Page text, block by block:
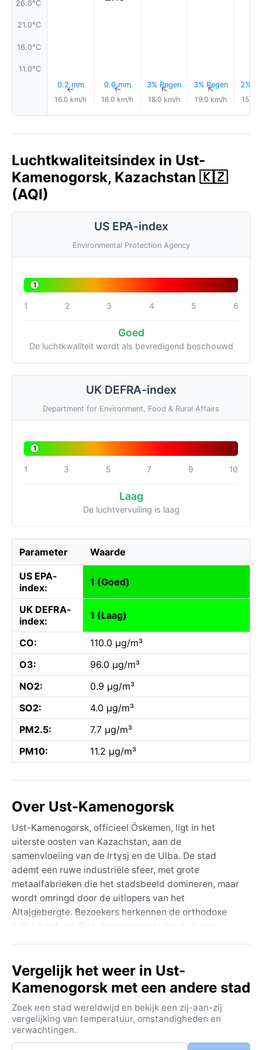
26.0°C
21.0°C
16.0°C
11.0°C
0.2 mm
↑
16.0 km/h
0.0 mm
↑
16.0 km/h
3% Regen
↑
18.0 km/h
3% Regen
↑
19.0 km/h
2%
15.0
Luchtkwaliteitsindex in Ust-
Kamenogorsk, Kazachstan 🇰🇿
(AQI)
US EPA-index
Environmental Protection Agency
1
1 2 3 4 5 6
Goed
De luchtkwaliteit wordt als bevredigend beschouwd
UK DEFRA-index
Department for Environment, Food & Rural Affairs
1
1 3 5 7 9 10
Laag
De luchtvervuiling is laag
Parameter Waarde
US EPA-
index:
1 (Goed)
UK DEFRA-
index:
1 (Laag)
CO:
110.0 µg/m³
O3:
96.0 µg/m³
NO2:
0.9 µg/m³
SO2:
4.0 µg/m³
PM2.5:
7.7 µg/m³
PM10:
11.2 µg/m³
Over Ust-Kamenogorsk
Ust-Kamenogorsk, officieel Öskemen, ligt in het
uiterste oosten van Kazachstan, aan de
samenvloeiing van de Irtysj en de Ulba. De stad
ademt een ruwe industriële sfeer, met grote
metaalfabrieken die het stadsbeeld domineren, maar
wordt omringd door de uitlopers van het
Altajgebergte. Bezoekers herkennen de orthodoxe
kathedraal van Sint-Andreas en de brede lanen,
bergachtig terrein, ideaal voor wie zowel cultuur als
natuur wil ervaren.
Het klimaat is volgens Köppen Dfb: een vochtig
landklimaat met warme zomers. De winters zijn lang
en streng, met temperaturen ver onder het vriespunt
en dikke sneeuwlagen. Januari is de koudste maand
Vergelijk het weer in Ust-
Kamenogorsk met een andere stad
Zoek een stad wereldwijd en bekijk een zij-aan-zij
vergelijking van temperatuur, omstandigheden en
verwachtingen.